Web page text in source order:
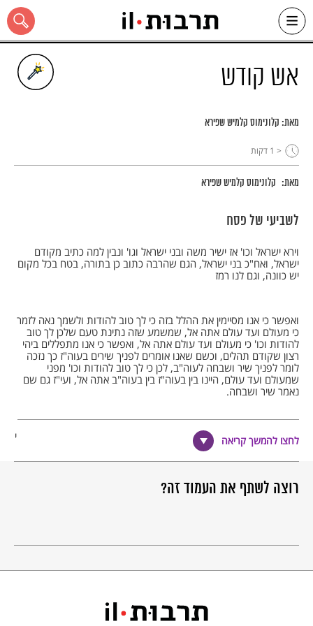
Skip
content
כל האתר
אש קודש
מאת: קלונימוס קלמיש שפירא
< 1 דקות
מאת: קלונימוס קלמיש שפירא
לשביעי של פסח
וירא ישראל וכו' אז ישיר משה ובני ישראל וגו' ונבין למה כתיב מקודם
ישראל, ואח"כ בני ישראל, הגם שהרבה כתוב כן בתורה, בטח בכל מקום
יש כוונה, וגם לנו רמז
ואפשר כי אנו מסיימין את ההלל בזה כי לך טוב להודות ולשמך נאה לזמר
כי מעולם ועד עולם אתה אל, שמשמע שזה נתינת טעם שלכן לך טוב
להודות וכו' כי מעולם ועד עולם אתה אל, ואפשר כי אנו מתפללים ביהי
רצון שקודם תהלים, וכשם שאנו אומרים לפניך שירים בעוה"ז כך נזכה
לומר לפניך שיר ושבחה לעוה"ב, לכן כי לך טוב להודות וכו' מפני
שמעולם ועד עולם, היינו בין בעוה"ז בין בעוה"ב אתה אל, ועי"ז גם שם
נאמר שיר ושבחה.
עוד אפשר, כי כל מה שברא הקב"ה לכבודו בראו, ויש התגלות כבודו ע"י
שמושיע לנו ואנו מודים ומשבחים אותו בשירות ותשבחות, יש גם
התגלות כבודו ית' בשעה שמעניש את ישראל, ואנו בוכים ומתפללים
אבל הגם שח"ו אנו אינם זוכים עוד לישועה, ושכבודו ית' יתגלה על ידינו
בשירה וזמרה, רק ח"ו ע"י עונש ובכי', מ"מ למה יסבלו נשמות ישראל
בצערנו ועובדים אתנו יחד עבודתינו את ד' הן בבכיה בעת צער ח"ו והן
וזה כי לך טוב להודות, הן אפשר ראוים אנחנו ח"ו לעבודה בצער
ותפילות של בכיה, מ"מ טוב שתושיענו ונודה לך ולשמך נאה לזמר, כי
מעולם ועד עולם אתה אל, וגם בעולם העליון (מודים ומשבחים) עובדים
לחצו להמשך קריאה
רוצה לשתף את העמוד זה?